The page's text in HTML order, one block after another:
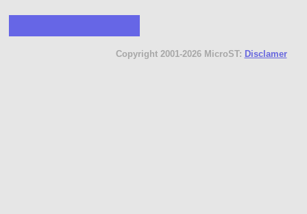
Copyright 2001-2026 MicroST: Disclamer